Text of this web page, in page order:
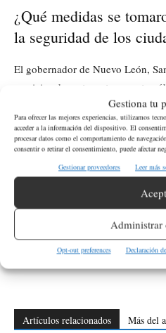
Gestiona tu
Para ofrecer las mejores experiencias, utilizamos
acceder a la información del dispositivo. El
procesar datos como el comportamiento de
consentir o retirar el consentimiento, puede afectar
Gestionar proveedores
Leer más
Administrar
Opt-out preferences Declaración
¿Qué medidas se
la seguridad de los
El gobernador de Nuevo León,
servicios de metro y transporte
noche del miércoles hasta el
la seguridad de los ciudadanos
ETIQUETAS Inundaciones México
Artículo anterior
Más de 3,000 Enfermeras de
Oregón en Huelga por
Condiciones Justas
Artículos relacionados Más del